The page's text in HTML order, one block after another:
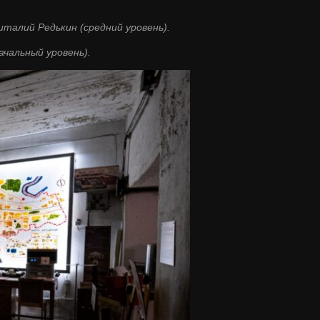
Редькин (средний уровень).
уровень).